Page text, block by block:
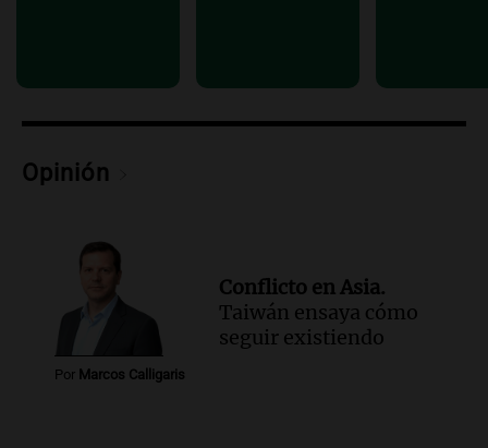
Luis Juez cuestionó la polémica
relato mentiroso"
Episodios
Opinión
Por Marcos Calligaris
Conflicto en Asia.
Taiwán ensaya cómo
seguir existiendo